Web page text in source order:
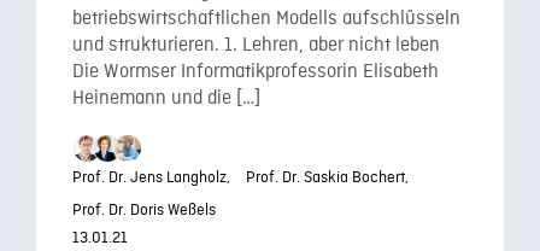
betriebswirtschaftlichen Modells aufschlüsseln
und strukturieren. 1. Lehren, aber nicht leben
Die Wormser Informatikprofessorin Elisabeth
Heinemann und die […]
Prof. Dr. Jens Langholz,
Prof. Dr. Saskia Bochert,
Prof. Dr. Doris Weßels
13.01.21